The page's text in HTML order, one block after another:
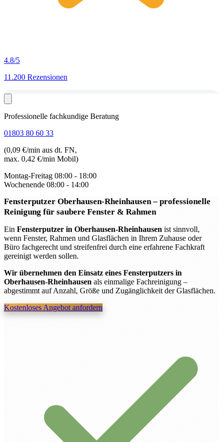
4.8/5
11.200 Rezensionen
Professionelle fachkundige Beratung
01803 80 60 33
(0,09 €/min aus dt. FN,
max. 0,42 €/min Mobil)
Montag-Freitag 08:00 - 18:00
Wochenende 08:00 - 14:00
Fensterputzer Oberhausen-Rheinhausen– professionelle
Reinigung für saubere Fenster & Rahmen
Ein Fensterputzer in Oberhausen-Rheinhausen ist sinnvoll,
wenn Fenster, Rahmen und Glasflächen in Ihrem Zuhause oder
Büro fachgerecht und streifenfrei durch eine erfahrene Fachkraft
gereinigt werden sollen.
Wir übernehmen den Einsatz eines Fensterputzers in
Oberhausen-Rheinhausen als einmalige Fachreinigung –
abgestimmt auf Anzahl, Größe und Zugänglichkeit der Glasflächen.
Kostenloses Angebot anfordern